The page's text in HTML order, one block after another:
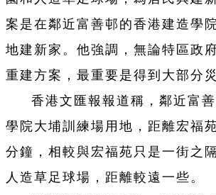
案是在鄰近富善邨的香港建造學
地建新家。他強調，無論特區政
重建方案，最重要是得到大部分
香港文匯報報道稱，鄰近富
學院大埔訓練場用地，距離宏福
分鐘，相較與宏福苑只是一街之
人造草足球場，距離較遠一些。